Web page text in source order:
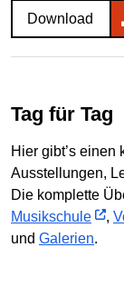
Download
Tag für Tag
Hier gibt’s
Ausstellungen,
Die komplette
Musikschule
,
und Galerien.